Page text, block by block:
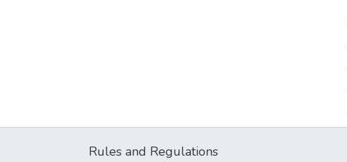
Rules and Regulations